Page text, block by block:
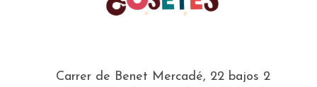
Carrer de Benet Mercadé, 22 bajos 2